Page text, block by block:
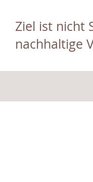
Ziel ist nicht
nachhaltige